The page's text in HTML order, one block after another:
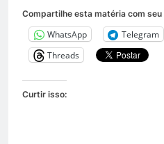
Compartilhe esta matéria com seu
WhatsApp Telegram
Threads
Curtir isso: